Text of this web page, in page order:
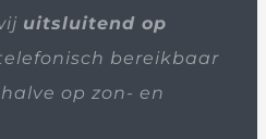
uitsluitend op
bereikbaar
op zon- en